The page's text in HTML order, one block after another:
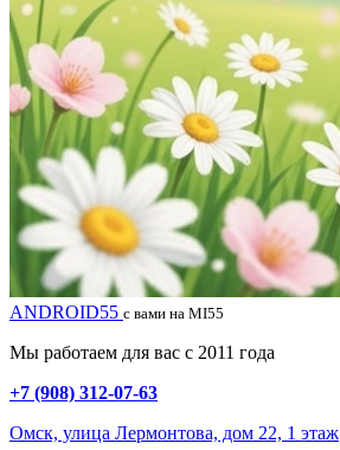
ANDROID55 с вами на MI55
Мы работаем для вас с 2011 года
+7 (908) 312-07-63
Омск, улица Лермонтова, дом 22, 1 этаж